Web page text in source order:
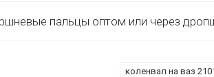
пальцы оптом или через
коленвал на ваз